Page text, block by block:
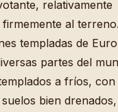
relativamente
al
templadas de
partes del
a fríos, con
bien